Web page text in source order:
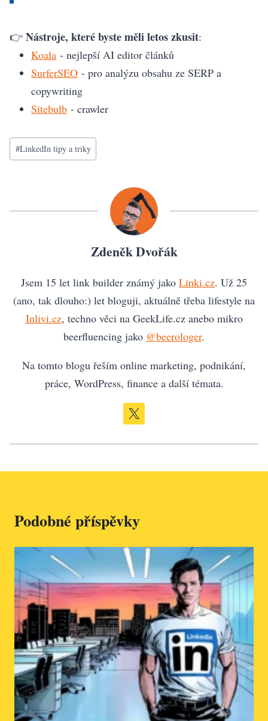
👉 Nástroje, které byste měli letos zkusit:
Koala - nejlepší AI editor článků
SurferSEO - pro analýzu obsahu ze SERP a
copywriting
Sitebulb - crawler
Štítky
příspěvků:
#LinkedIn tipy a triky
Zdeněk Dvořák
Jsem 15 let link builder známý jako Linki.cz. Už 25
(ano, tak dlouho:) let bloguji, aktuálně třeba lifestyle na
Inlivi.cz, techno věci na GeekLife.cz anebo mikro
beerfluencing jako @beerologer.
Na tomto blogu řeším online marketing, podnikání,
práce, WordPress, finance a další témata.
Podobné příspěvky